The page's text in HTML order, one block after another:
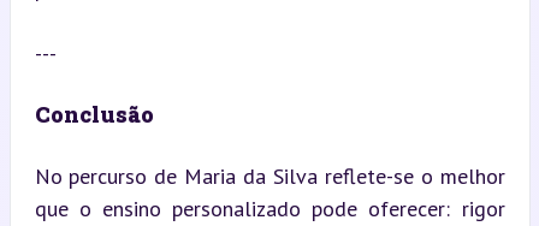
---
Conclusão
No percurso de Maria da Silva reflete-se o melhor
que o ensino personalizado pode oferecer: rigor